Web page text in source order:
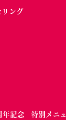
リング
年記念 特別メニ